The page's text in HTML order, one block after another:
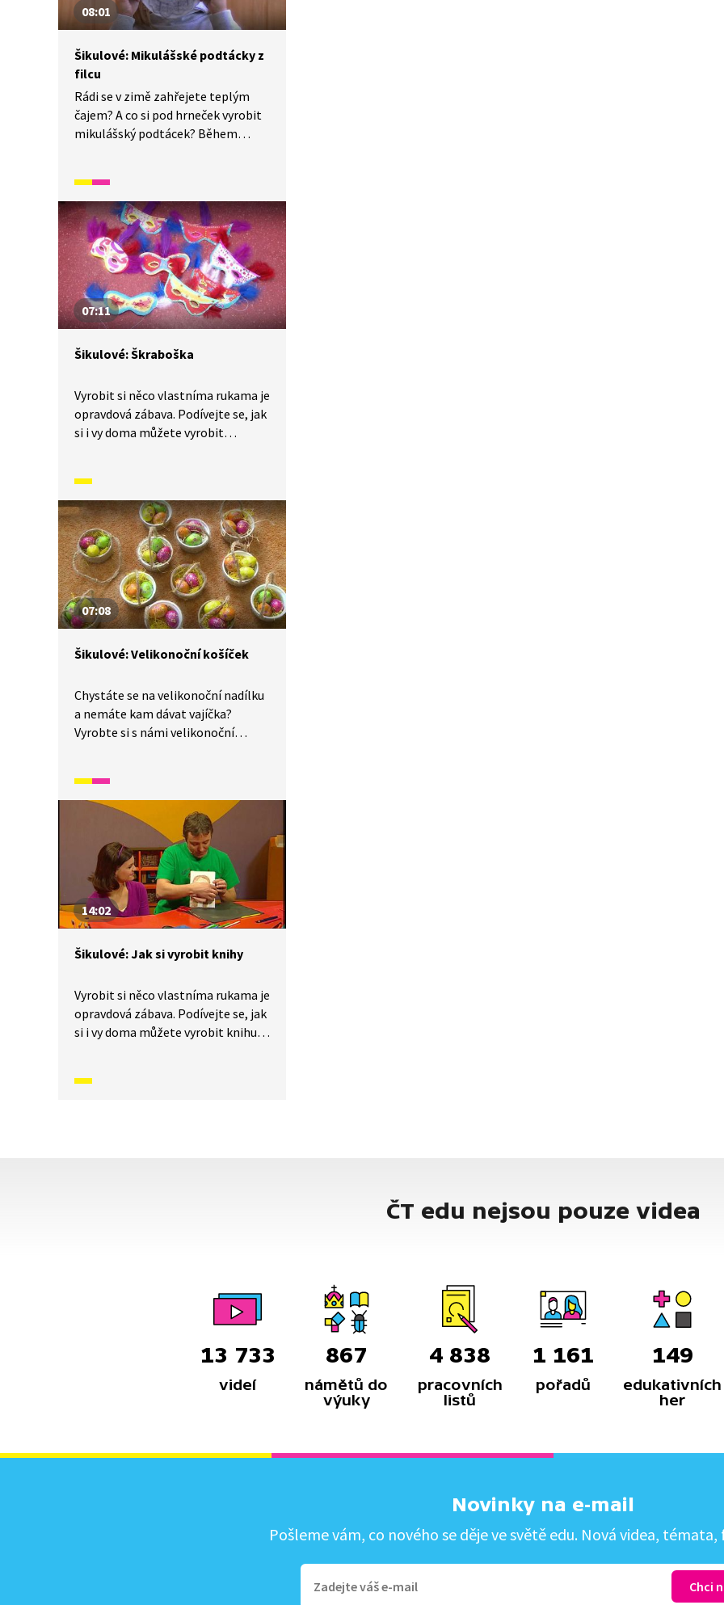
08:01
Šikulové: Mikulášské podtácky z
filcu
Rádi se v zimě zahřejete teplým
čajem? A co si pod hrneček vyrobit
mikulášský podtácek? Během
společně na to! Budeme
potřebovat barevný filc, černý fix,
nůžky, šablony z pevného papíru,
tavnou pistoli. Není to nic těžkého
a podtácek se nám vyklube raz, dva.
07:11
Šikulové: Škraboška
Vyrobit si něco vlastníma rukama je
opravdová zábava. Podívejte se, jak
si i vy doma můžete vyrobit
tužku, fixu, lepenku, gumičku, šídlo,
barvy a barevná pírka.
07:08
Šikulové: Velikonoční košíček
Chystáte se na velikonoční nadílku
a nemáte kam dávat vajíčka?
Vyrobte si s námi velikonoční
tavicí pistoli, disperzní lepidlo,
nůžky, štětec, dřevitou vlnu,
kelímek a papírovou lepicí pásku.
14:02
Šikulové: Jak si vyrobit knihy
Vyrobit si něco vlastníma rukama je
opravdová zábava. Podívejte se, jak
si i vy doma můžete vyrobit knihu.
pravítko, špendlík, šídlo, kleštičky,
ČT edu nejsou pouze videa
13 733
videí
867
námětů do
výuky
4 838
pracovních
listů
1 161
pořadů
149
edukativních
her
Novinky na e-mail
Pošleme vám, co nového se děje ve světě edu. Nová videa, témata,